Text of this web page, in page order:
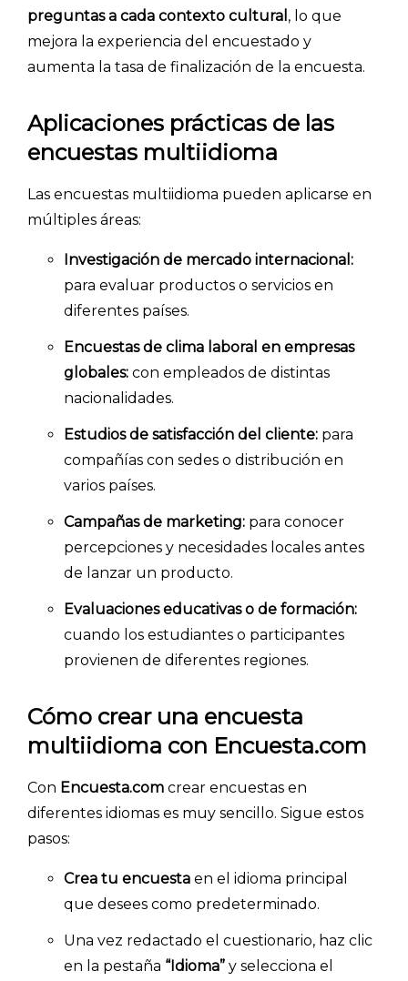
preguntas a cada contexto cultural , lo que
mejora la experiencia del encuestado y
aumenta la tasa de finalización de la encuesta.
Aplicaciones prácticas de las
encuestas multiidioma
Las encuestas multiidioma pueden aplicarse en
múltiples áreas:
Investigación de mercado internacional:
para evaluar productos o servicios en
diferentes países.
Encuestas de clima laboral en empresas
globales: con empleados de distintas
nacionalidades.
Estudios de satisfacción del cliente: para
compañías con sedes o distribución en
varios países.
Campañas de marketing: para conocer
percepciones y necesidades locales antes
de lanzar un producto.
Evaluaciones educativas o de formación:
cuando los estudiantes o participantes
provienen de diferentes regiones.
Cómo crear una encuesta
multiidioma con Encuesta.com
Con Encuesta.com crear encuestas en
diferentes idiomas es muy sencillo. Sigue estos
pasos:
Crea tu encuesta en el idioma principal
que desees como predeterminado.
Una vez redactado el cuestionario, haz clic
en la pestaña “Idioma” y selecciona el